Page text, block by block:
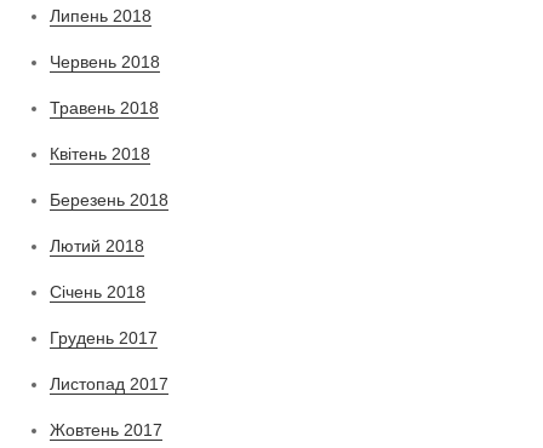
Липень 2018
Червень 2018
Травень 2018
Квітень 2018
Березень 2018
Лютий 2018
Січень 2018
Грудень 2017
Листопад 2017
Жовтень 2017